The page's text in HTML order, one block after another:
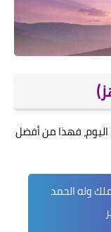
فهذا من أفضل
وله الحمد